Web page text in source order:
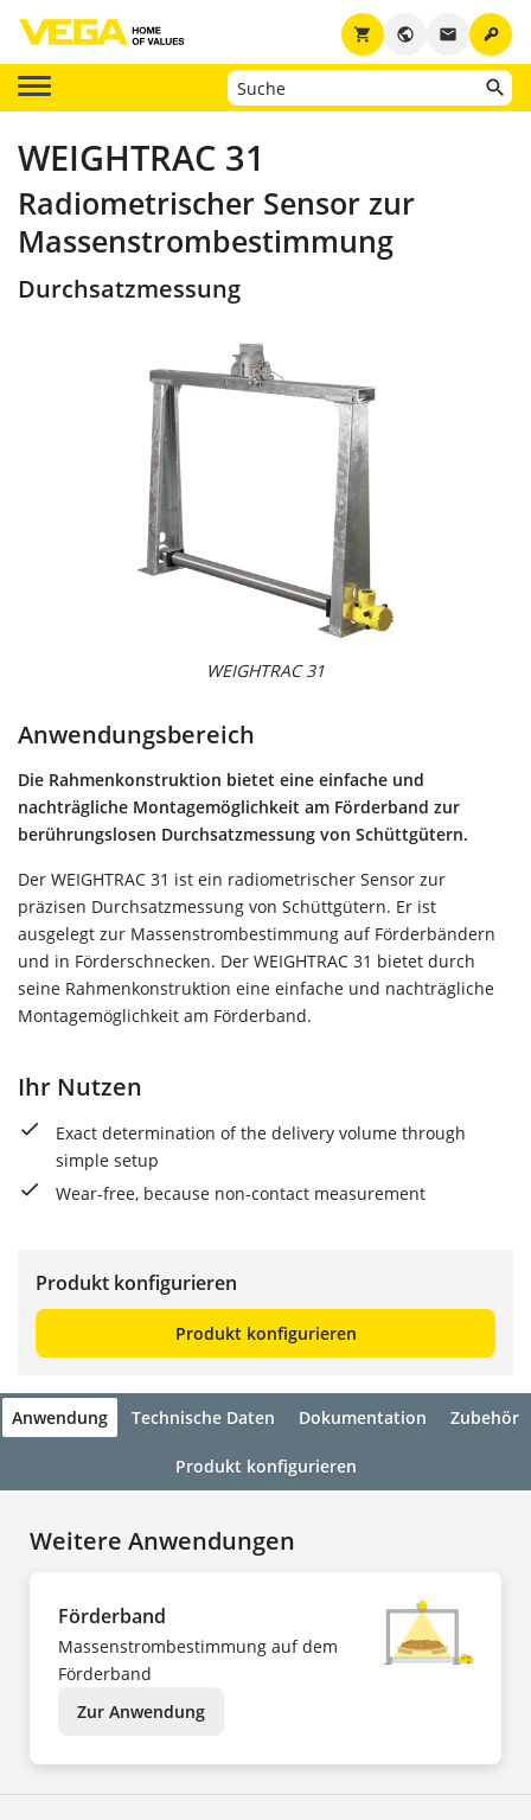
key
email
public
shopping_cart
WEIGHTRAC 31
Radiometrischer Sensor zur
Massenstrombestimmung
Durchsatzmessung
WEIGHTRAC 31
Anwendungsbereich
Die Rahmenkonstruktion bietet eine einfache und
nachträgliche Montagemöglichkeit am Förderband zur
berührungslosen Durchsatzmessung von Schüttgütern.
Der WEIGHTRAC 31 ist ein radiometrischer Sensor zur
präzisen Durchsatzmessung von Schüttgütern. Er ist
ausgelegt zur Massenstrombestimmung auf Förderbändern
und in Förderschnecken. Der WEIGHTRAC 31 bietet durch
seine Rahmenkonstruktion eine einfache und nachträgliche
Montagemöglichkeit am Förderband.
Ihr Nutzen
Exact determination of the delivery volume through
simple setup
Wear-free, because non-contact measurement
Produkt konfigurieren
Produkt konfigurieren
Anwendung Technische Daten Dokumentation Zubehör
Produkt konfigurieren
Weitere Anwendungen
Förderband
Massenstrombestimmung auf dem
Förderband
Zur Anwendung